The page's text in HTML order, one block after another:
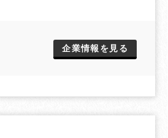
企業情報を見る